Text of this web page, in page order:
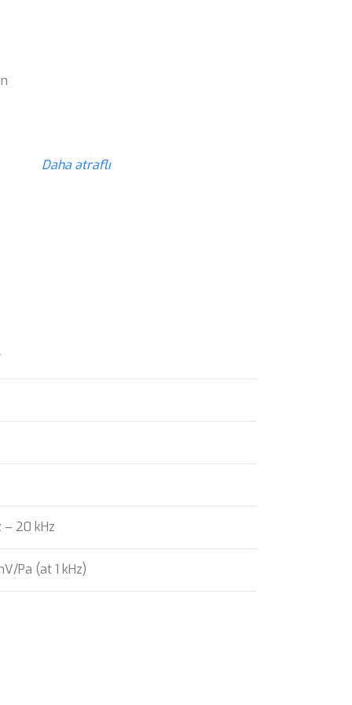
Daha ətraflı
– 20 kHz
Pa (at 1 kHz)